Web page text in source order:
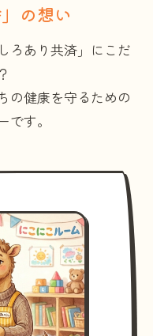
の想い
ろあり共済」にこだ
の健康を守るための
す。